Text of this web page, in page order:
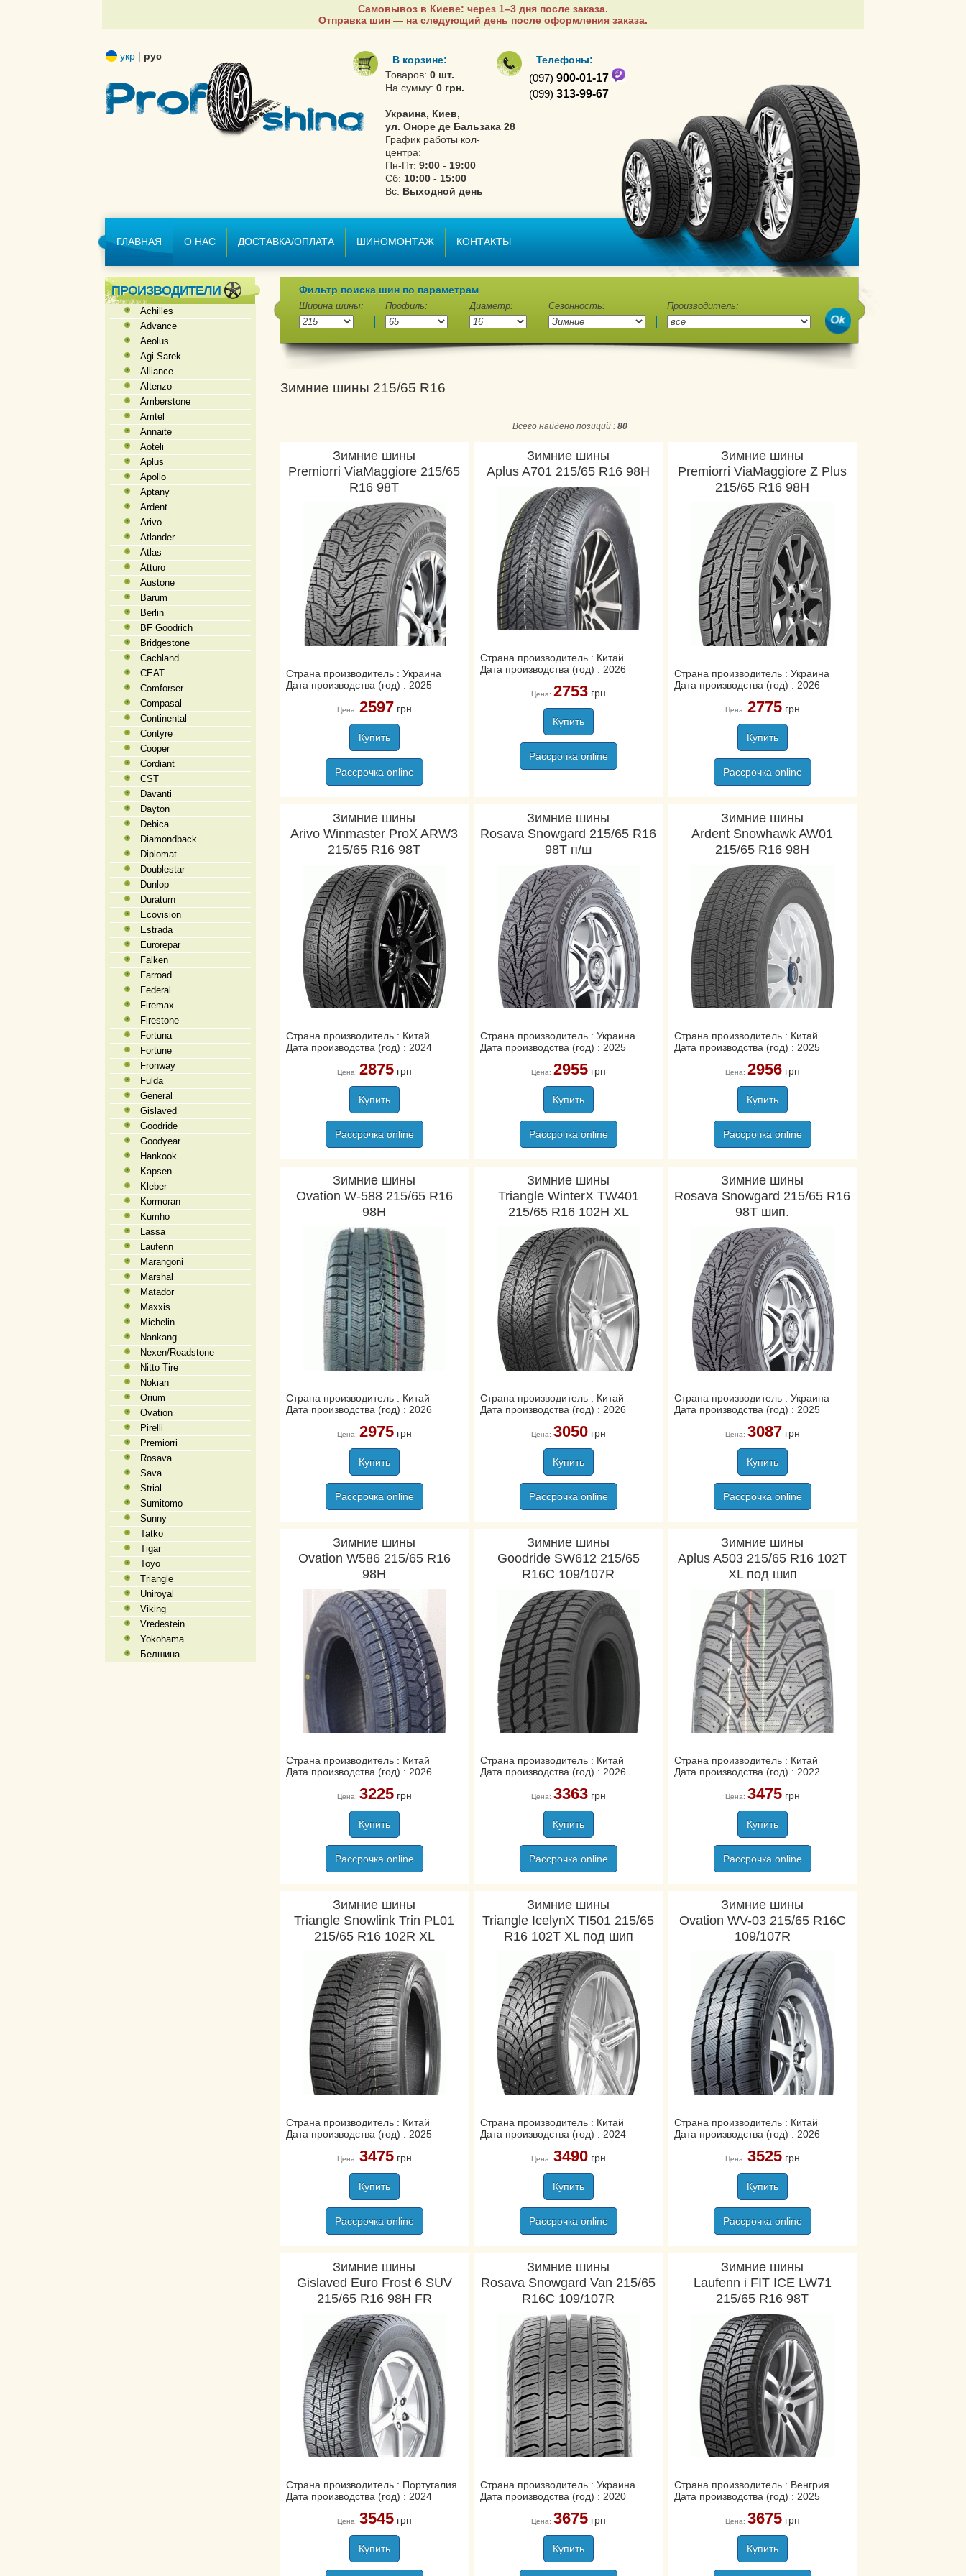
Самовывоз в Киеве: через 1–3 дня после заказа.
Отправка шин — на следующий день после оформления заказа.
укр | рус
В корзине:
Товаров: 0 шт.
На сумму: 0 грн.
Украина, Киев,
ул. Оноре де Бальзака 28
График работы кол-
центра:
Пн-Пт: 9:00 - 19:00
Сб: 10:00 - 15:00
Вс: Выходной день
Телефоны:
(097) 900-01-17
(099) 313-99-67
ГЛАВНАЯ О НАС ДОСТАВКА/ОПЛАТА ШИНОМОНТАЖ КОНТАКТЫ
ПРОИЗВОДИТЕЛИ
Achilles
Advance
Aeolus
Agi Sarek
Alliance
Altenzo
Amberstone
Amtel
Annaite
Aoteli
Aplus
Apollo
Aptany
Ardent
Arivo
Atlander
Atlas
Atturo
Austone
Barum
Berlin
BF Goodrich
Bridgestone
Cachland
CEAT
Comforser
Compasal
Continental
Contyre
Cooper
Cordiant
CST
Davanti
Dayton
Debica
Diamondback
Diplomat
Doublestar
Dunlop
Duraturn
Ecovision
Estrada
Eurorepar
Falken
Farroad
Federal
Firemax
Firestone
Fortuna
Fortune
Fronway
Fulda
General
Gislaved
Goodride
Goodyear
Hankook
Kapsen
Kleber
Kormoran
Kumho
Lassa
Laufenn
Marangoni
Marshal
Matador
Maxxis
Michelin
Nankang
Nexen/Roadstone
Nitto Tire
Nokian
Orium
Ovation
Pirelli
Premiorri
Rosava
Sava
Strial
Sumitomo
Sunny
Tatko
Tigar
Toyo
Triangle
Uniroyal
Viking
Vredestein
Yokohama
Белшина
Фильтр поиска шин по параметрам
Ширина шины: Профиль: Диаметр: Сезонность: Производитель:
Зимние шины 215/65 R16
Всего найдено позиций : 80
Зимние шины
Premiorri ViaMaggiore 215/65
R16 98T
Страна производитель : Украина
Дата производства (год) : 2025
Цена: 2597грн
Купить
Рассрочка online
Зимние шины
Aplus A701 215/65 R16 98H
Страна производитель : Китай
Дата производства (год) : 2026
Цена: 2753грн
Купить
Рассрочка online
Зимние шины
Premiorri ViaMaggiore Z Plus
215/65 R16 98H
Страна производитель : Украина
Дата производства (год) : 2026
Цена: 2775грн
Купить
Рассрочка online
Зимние шины
Arivo Winmaster ProX ARW3
215/65 R16 98T
Страна производитель : Китай
Дата производства (год) : 2024
Цена: 2875грн
Купить
Рассрочка online
Зимние шины
Rosava Snowgard 215/65 R16
98T п/ш
Страна производитель : Украина
Дата производства (год) : 2025
Цена: 2955грн
Купить
Рассрочка online
Зимние шины
Ardent Snowhawk AW01
215/65 R16 98H
Страна производитель : Китай
Дата производства (год) : 2025
Цена: 2956грн
Купить
Рассрочка online
Зимние шины
Ovation W-588 215/65 R16
98H
Страна производитель : Китай
Дата производства (год) : 2026
Цена: 2975грн
Купить
Рассрочка online
Зимние шины
Triangle WinterX TW401
215/65 R16 102H XL
Страна производитель : Китай
Дата производства (год) : 2026
Цена: 3050грн
Купить
Рассрочка online
Зимние шины
Rosava Snowgard 215/65 R16
98T шип.
Страна производитель : Украина
Дата производства (год) : 2025
Цена: 3087грн
Купить
Рассрочка online
Зимние шины
Ovation W586 215/65 R16
98H
Страна производитель : Китай
Дата производства (год) : 2026
Цена: 3225грн
Купить
Рассрочка online
Зимние шины
Goodride SW612 215/65
R16C 109/107R
Страна производитель : Китай
Дата производства (год) : 2026
Цена: 3363грн
Купить
Рассрочка online
Зимние шины
Aplus A503 215/65 R16 102T
XL под шип
Страна производитель : Китай
Дата производства (год) : 2022
Цена: 3475грн
Купить
Рассрочка online
Зимние шины
Triangle Snowlink Trin PL01
215/65 R16 102R XL
Страна производитель : Китай
Дата производства (год) : 2025
Цена: 3475грн
Купить
Рассрочка online
Зимние шины
Triangle IcelynX TI501 215/65
R16 102T XL под шип
Страна производитель : Китай
Дата производства (год) : 2024
Цена: 3490грн
Купить
Рассрочка online
Зимние шины
Ovation WV-03 215/65 R16C
109/107R
Страна производитель : Китай
Дата производства (год) : 2026
Цена: 3525грн
Купить
Рассрочка online
Зимние шины
Gislaved Euro Frost 6 SUV
215/65 R16 98H FR
Страна производитель : Португалия
Дата производства (год) : 2024
Цена: 3545грн
Купить
Зимние шины
Rosava Snowgard Van 215/65
R16C 109/107R
Страна производитель : Украина
Дата производства (год) : 2020
Цена: 3675грн
Купить
Зимние шины
Laufenn i FIT ICE LW71
215/65 R16 98T
Страна производитель : Венгрия
Дата производства (год) : 2025
Цена: 3675грн
Купить